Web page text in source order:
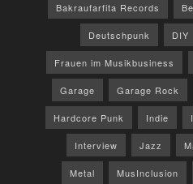
Bakraufarfita Records
Deutschpunk DIY
Frauen im Musikbusiness
Garage Garage Rock
Hardcore Punk Indie
Interview Jazz
Metal MusInclusion